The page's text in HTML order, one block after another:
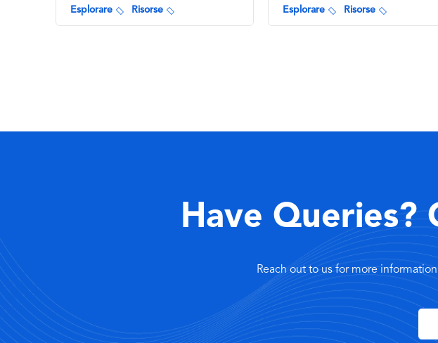
Algiers
Esplorare Risorse Esplorare Risorse
Have Queries?
Reach out to us for more